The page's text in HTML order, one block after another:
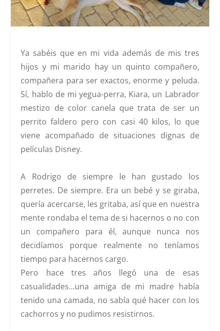
Ya sabéis que en mi vida además de mis tres
hijos y mi marido hay un quinto compañero,
compañera para ser exactos, enorme y peluda.
Sí, hablo de mi yegua-perra, Kiara, un Labrador
mestizo de color canela que trata de ser un
perrito faldero pero con casi 40 kilos, lo que
viene acompañado de situaciones dignas de
películas Disney.
A Rodrigo de siempre le han gustado los
perretes. De siempre. Era un bebé y se giraba,
quería acercarse, les gritaba, así que en nuestra
mente rondaba el tema de si hacernos o no con
un compañero para él, aunque nunca nos
decidíamos porque realmente no teníamos
tiempo para hacernos cargo.
Pero hace tres años llegó una de esas
casualidades…una amiga de mi madre había
tenido una camada, no sabía qué hacer con los
cachorros y no pudimos resistirnos.